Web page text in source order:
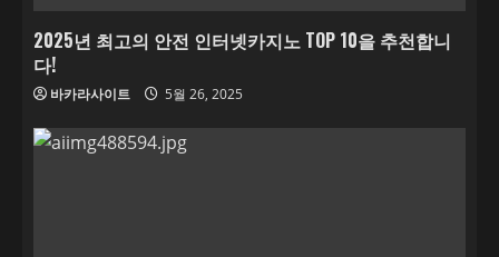
2025년 최고의 안전 인터넷카지노 TOP 10을 추천합니
다!
바카라사이트 5월 26, 2025